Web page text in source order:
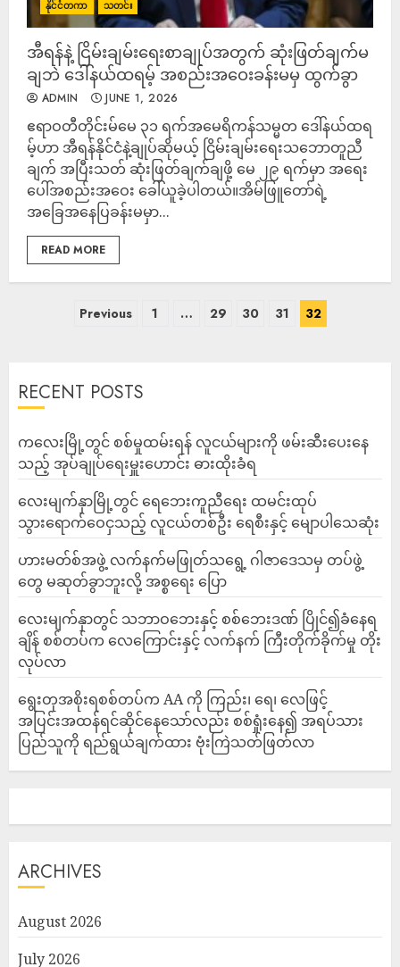
နိုင်ငံတကာ သတင်း
အီရန်နဲ့ ငြိမ်းချမ်းရေးစာချုပ်အတွက် ဆုံးဖြတ်ချက်မ
ချဘဲ ဒေါ်နယ်ထရမ့် အစည်းအဝေးခန်းမမှ ထွက်ခွာ
ADMIN JUNE 1, 2026
ဧရာဝတီတိုင်းမ်မေ ၃၁ ရက်အမေရိကန်သမ္မတ ဒေါ်နယ်ထရ
မ့်ဟာ အီရန်နိုင်ငံနဲ့ချုပ်ဆိုမယ့် ငြိမ်းချမ်းရေးသဘောတူညီ
ချက် အပြီးသတ် ဆုံးဖြတ်ချက်ချဖို့ မေ ၂၉ ရက်မှာ အရေး
ပေါ်အစည်းအဝေး ခေါ်ယူခဲ့ပါတယ်။အိမ်ဖြူတော်ရဲ့
အခြေအနေပြခန်းမမှာ...
READ MORE
Previous 1 … 29 30 31 32
RECENT POSTS
ကလေးမြို့တွင် စစ်မှုထမ်းရန် လူငယ်များကို ဖမ်းဆီးပေးနေ
သည့် အုပ်ချုပ်ရေးမှူးဟောင်း ဓားထိုးခံရ
လေးမျက်နှာမြို့တွင် ရေဘေးကူညီရေး ထမင်းထုပ်
သွားရောက်ဝေငှသည့် လူငယ်တစ်ဦး ရေစီးနှင့် မျောပါသေဆုံး
ဟားမတ်စ်အဖွဲ့ လက်နက်မဖြုတ်သရွေ့ ဂါဇာဒေသမှ တပ်ဖွဲ့
တွေ မဆုတ်ခွာဘူးလို့ အစ္စရေး ပြော
‎လေးမျက်နှာတွင် သဘာဝဘေးနှင့် စစ်ဘေးဒဏ် ပြိုင်၍ခံနေရ
ချိန် စစ်တပ်က လေကြောင်းနှင့် လက်နက် ကြီးတိုက်ခိုက်မှု တိုး
လုပ်လာ
ရွေးတုအစိုးရစစ်တပ်က AA ကို ကြည်း၊ ရေ၊ လေဖြင့်
အပြင်းအထန်ရင်ဆိုင်နေသော်လည်း စစ်ရှုံးနေ၍ အရပ်သား
ပြည်သူကို ရည်ရွယ်ချက်ထား ဗုံးကြဲသတ်ဖြတ်လာ
ARCHIVES
August 2026
July 2026